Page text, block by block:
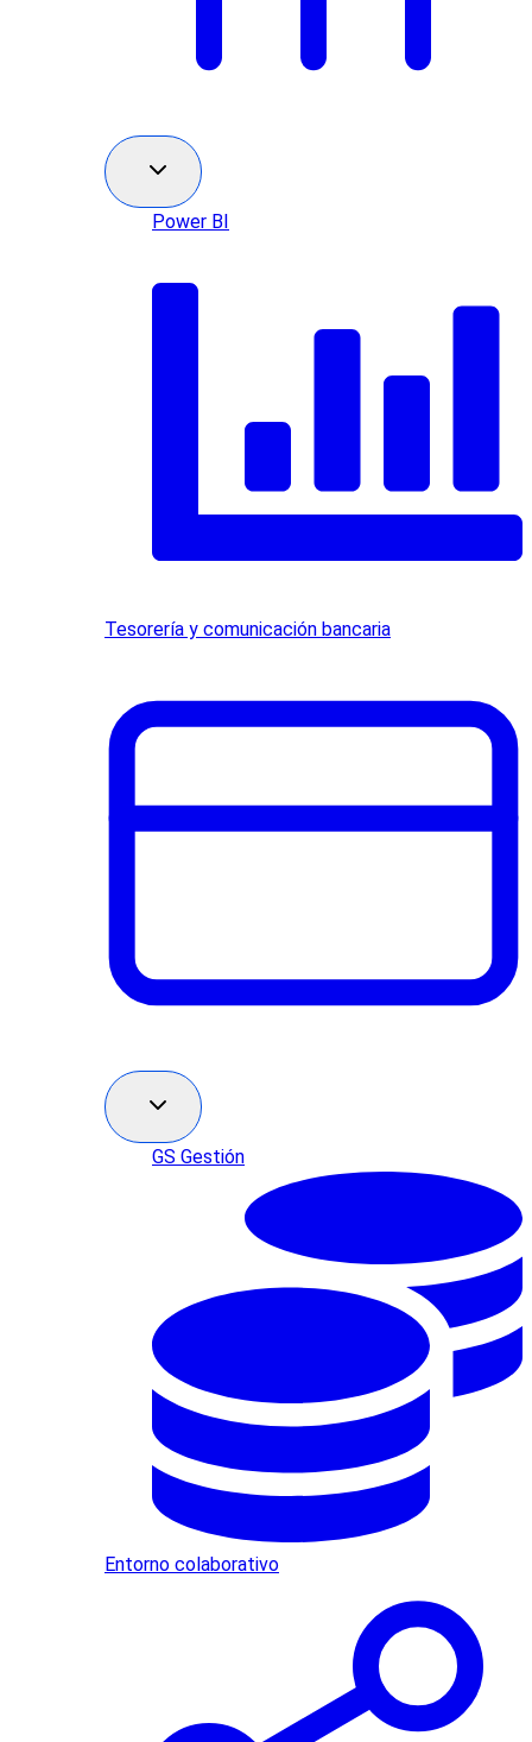
Power BI
Tesorería y comunicación bancaria
GS Gestión
Entorno colaborativo